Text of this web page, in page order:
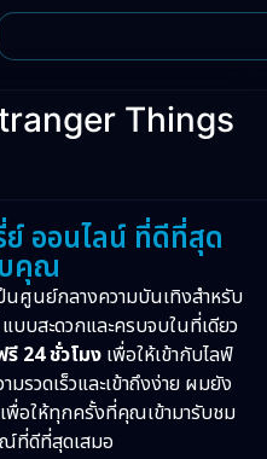
Things
ออนไลน์ ที่ดีที่สุด
คุณ
ศูนย์กลางความบันเทิงสำหรับ
แบบสะดวกและครบจบในที่เดียว
24 ชั่วโมง เพื่อให้เข้ากับไลฟ์
รวดเร็วและเข้าถึงง่าย ผมยัง
พื่อให้ทุกครั้งที่คุณเข้ามารับชม
ที่ดีที่สุดเสมอ